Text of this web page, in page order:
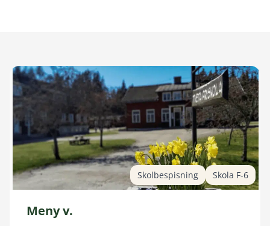
Skolbespisning Skola F-6
Meny v.